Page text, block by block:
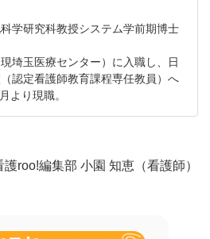
学研究科教授システム学前期博士
埼玉医療センター）に入職し、日
認定看護師教育課程専任教員）へ
より現職。
護roo!編集部 小園 知恵（看護師）